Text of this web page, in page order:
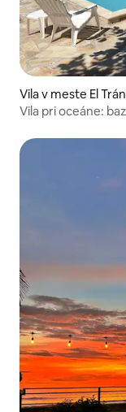
Vila v meste El
Vila pri oceáne: